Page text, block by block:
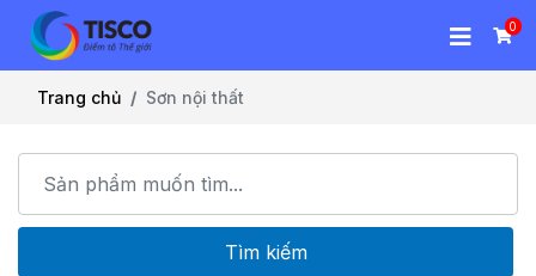
0
Trang chủ Sơn nội thất
Tìm kiếm